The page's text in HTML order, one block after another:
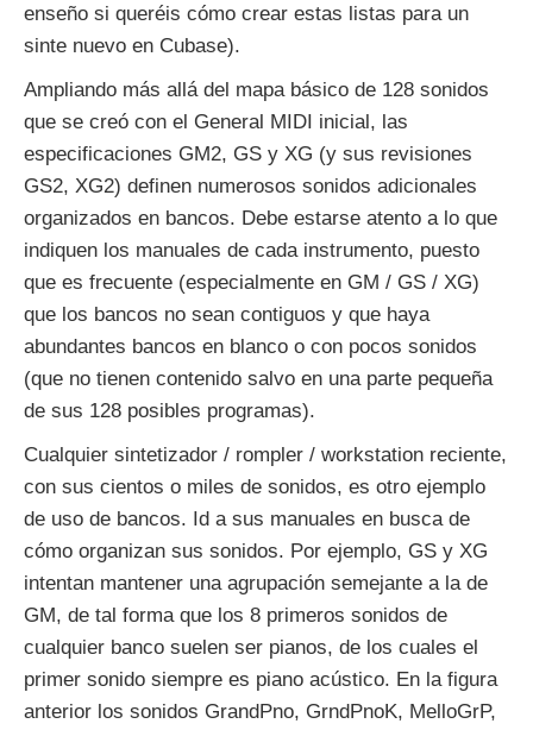
enseño si queréis cómo crear estas listas para un
sinte nuevo en Cubase).
Ampliando más allá del mapa básico de 128 sonidos
que se creó con el General MIDI inicial, las
especificaciones GM2, GS y XG (y sus revisiones
GS2, XG2) definen numerosos sonidos adicionales
organizados en bancos. Debe estarse atento a lo que
indiquen los manuales de cada instrumento, puesto
que es frecuente (especialmente en GM / GS / XG)
que los bancos no sean contiguos y que haya
abundantes bancos en blanco o con pocos sonidos
(que no tienen contenido salvo en una parte pequeña
de sus 128 posibles programas).
Cualquier sintetizador / rompler / workstation reciente,
con sus cientos o miles de sonidos, es otro ejemplo
de uso de bancos. Id a sus manuales en busca de
cómo organizan sus sonidos. Por ejemplo, GS y XG
intentan mantener una agrupación semejante a la de
GM, de tal forma que los 8 primeros sonidos de
cualquier banco suelen ser pianos, de los cuales el
primer sonido siempre es piano acústico. En la figura
anterior los sonidos GrandPno, GrndPnoK, MelloGrP,